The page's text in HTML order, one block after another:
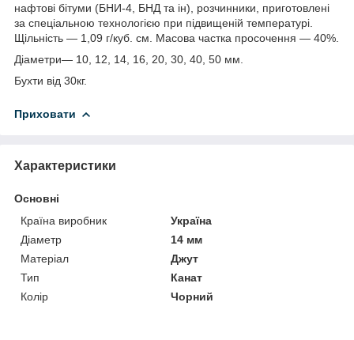
нафтові бітуми (БНИ-4, БНД та ін), розчинники, приготовлені
за спеціальною технологією при підвищеній температурі.
Щільність — 1,09 г/куб. см. Масова частка просочення — 40%.
Діаметри— 10, 12, 14, 16, 20, 30, 40, 50 мм.
Бухти від 30кг.
Приховати
Характеристики
Основні
Країна виробник
Україна
Діаметр
14 мм
Матеріал
Джут
Тип
Канат
Колір
Чорний